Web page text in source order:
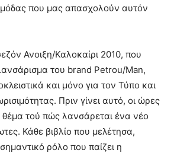
που μας απασχολούν αυτόν
Ανοιξη/Καλοκαίρι 2010, που
του brand Petrou/Man,
και μόνο για τον Τύπο και
Πριν γίνει αυτό, οι ώρες
τού πώς λανσάρεται ένα νέο
Κάθε βιβλίο που μελέτησα,
ρόλο που παίζει η